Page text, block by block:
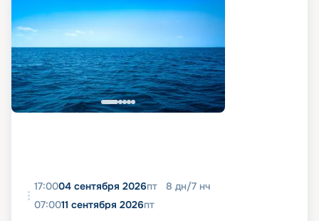
17:0004 сентября 2026пт 8 дн/7 нч
07:0011 сентября 2026пт